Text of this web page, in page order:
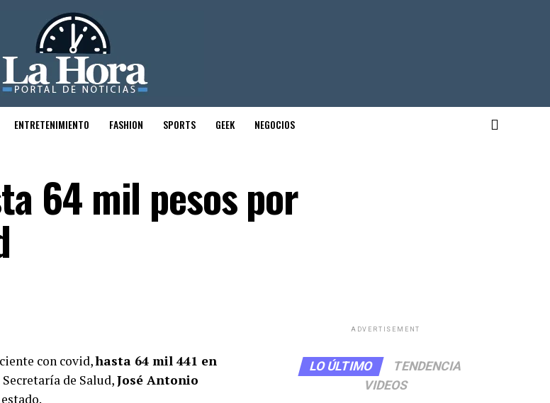
ENTRETENIMIENTO FASHION SPORTS GEEK NEGOCIOS
64 mil pesos por
con covid,hasta 64 mil 441 en
de Salud,José Antonio
ADVERTISEMENT
LO ÚLTIMO
TENDENCIA
VIDEOS